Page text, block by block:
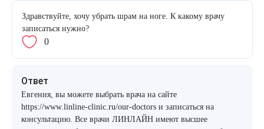
Здравствуйте, хочу убрать шрам на ноге. К какому врачу
записаться нужно?
0
Ответ
Евгения, вы можете выбрать врача на сайте
https://www.linline-clinic.ru/our-doctors и записаться на
консультацию. Все врачи ЛИНЛАЙН имеют высшее